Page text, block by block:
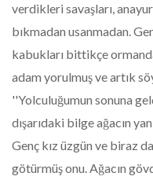
verdikleri savaşları,
bıkmadan usanmadan.
kabukları bittikçe
adam yorulmuş ve artık
''Yolculuğumun sonuna
dışarıdaki bilge ağacın
Genç kız üzgün ve biraz
götürmüş onu. Ağacın